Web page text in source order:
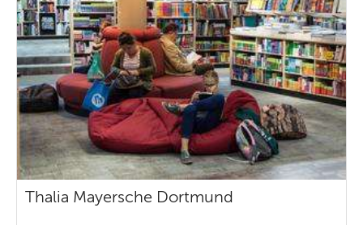
Thalia Mayersche Dortmund